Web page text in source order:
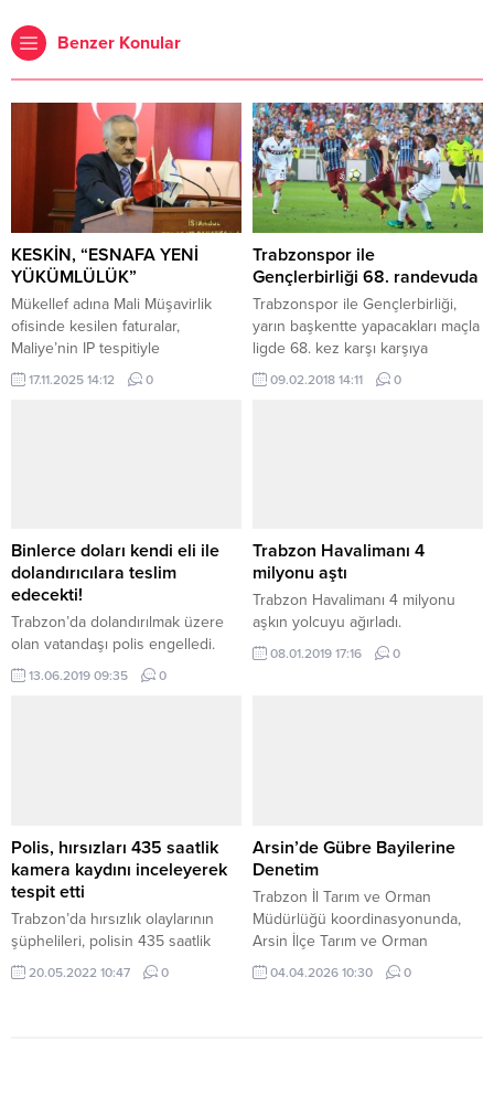
Benzer Konular
KESKİN, “ESNAFA YENİ
YÜKÜMLÜLÜK”
Mükellef adına Mali Müşavirlik
ofisinde kesilen faturalar,
Maliye’nin IP tespitiyle
belirlendiğinde ciddi yaptırımlar
uygulanacaktır. Her bir fatura için
karar, mükelleflerin elektronik
fatura kendi altyapıları...
17.11.2025 14:12 0
Trabzonspor ile
Gençlerbirliği 68. randevuda
Trabzonspor ile Gençlerbirliği,
yarın başkentte yapacakları maçla
ligde 68. kez karşı karşıya
gelecek.
09.02.2018 14:11 0
Binlerce doları kendi eli ile
dolandırıcılara teslim
edecekti!
Trabzon’da dolandırılmak üzere
olan vatandaşı polis engelledi.
13.06.2019 09:35 0
Trabzon Havalimanı 4
milyonu aştı
Trabzon Havalimanı 4 milyonu
aşkın yolcuyu ağırladı.
08.01.2019 17:16 0
Polis, hırsızları 435 saatlik
kamera kaydını inceleyerek
tespit etti
Trabzon’da hırsızlık olaylarının
şüphelileri, polisin 435 saatlik
kamera kayıtlarını incelemesinin
ardından yakalandı. Sürmene İlçe
20.05.2022 10:47 0
Arsin’de Gübre Bayilerine
Denetim
Trabzon İl Tarım ve Orman
Müdürlüğü koordinasyonunda,
Arsin İlçe Tarım ve Orman
Müdürlüğü teknik personelleri
tarafından gübre bayilerine
04.04.2026 10:30 0